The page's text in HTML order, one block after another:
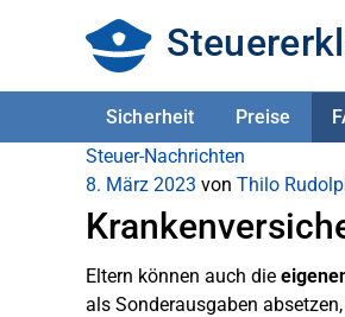
Sicherheit Preise
Steuer-Nachrichten
8. März 2023 von Thilo
Eltern können auch die
als Sonderausgaben